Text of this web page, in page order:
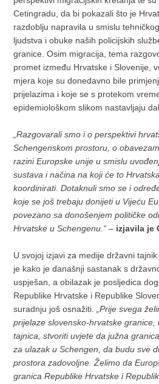
Cetingradu, da bi pokazali što je
razdoblju napravila u smislu
ljudstva i obuke naših policijskih
granice. Osim migracija, tema
promet između Hrvatske i Slovenije,
mjera koje su donedavno bile
prijelazima i koje se s protekom
epidemiološkom slikom nastavljaju
„Razgovarali smo i o perspektivi
Schengenskom prostoru, o
razini Europske unije u smislu
sustava i načina na koji će to
koordinirati. Dotaknuli smo se i
koje se još trebaju donijeti u Vijeću
povezano sa donošenjem političke
Hrvatske u Schengenu.“ – izjavila je
U svojoj izjavi za medije državni tajnik
je kako je današnji sastanak s
uspješan, a obilazak je posljedica
Republike Hrvatske i Republike
suradnju još osnažiti.
„Prije svega
prijelaze slovensko-hrvatske granice,
tajnica, stvoriti uvjete da južna
za ulazak u Schengen, da budu sve
prostora zadovoljne. Želimo da
granica Republike Hrvatske i